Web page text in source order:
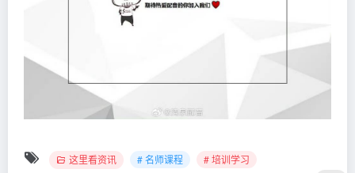
这里看资讯 # 名师课程 # 培训学习